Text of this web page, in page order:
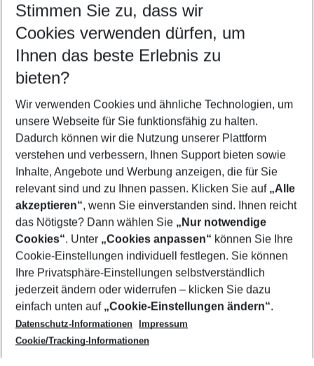
Abflughafen wählen
Beliebiger Abflughafen
Reisezeitraum wählen
11.08.26– 09.08.27 5-8 Nächte
2 Erwachsene Keine Kinder
Mehr Filter anzeigen
Footer
Footer navigation
Über uns
AGB
Cookie-Einstellungen ändern
Cookie-Richtlinie
Datenschutz
Service & Hilfe
Barrierefreies Reisen
Check-in
Folgen Sie uns
Stimmen Sie zu, dass wir
Cookies verwenden dürfen, um
Ihnen das beste Erlebnis zu
bieten?
Wir verwenden Cookies und ähnliche Technologien, um
unsere Webseite für Sie funktionsfähig zu halten.
Dadurch können wir die Nutzung unserer Plattform
verstehen und verbessern, Ihnen Support bieten sowie
Inhalte, Angebote und Werbung anzeigen, die für Sie
relevant sind und zu Ihnen passen. Klicken Sie auf „Alle
akzeptieren“, wenn Sie einverstanden sind. Ihnen reicht
das Nötigste? Dann wählen Sie „Nur notwendige
Cookies“. Unter „Cookies anpassen“ können Sie Ihre
Cookie-Einstellungen individuell festlegen. Sie können
Ihre Privatsphäre-Einstellungen selbstverständlich
jederzeit ändern oder widerrufen – klicken Sie dazu
einfach unten auf „Cookie-Einstellungen ändern“.
Datenschutz-Informationen
Impressum
Cookie/Tracking-Informationen